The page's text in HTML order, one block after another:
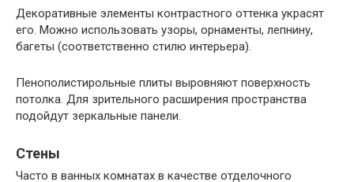
Декоративные элементы контрастного оттенка украсят
его. Можно использовать узоры, орнаменты, лепнину,
багеты (соответственно стилю интерьера).
Пенополистирольные плиты выровняют поверхность
потолка. Для зрительного расширения пространства
подойдут зеркальные панели.
Стены
Часто в ванных комнатах в качестве отделочного